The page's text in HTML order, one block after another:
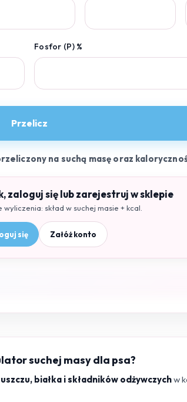
Fosfor (P) %
Przelicz
na suchą masę oraz
zaloguj się lub zarejestruj w sklepie
skład w suchej masie + kcal.
się Załóż konto
suchej masy dla psa?
białka i składników odżywczychw